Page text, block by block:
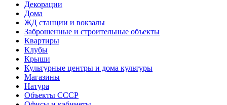
Декорации
Дома
ЖД станции и вокзалы
Заброшенные и строительные объекты
Квартиры
Клубы
Крыши
Культурные центры и дома культуры
Магазины
Натура
Объекты СССР